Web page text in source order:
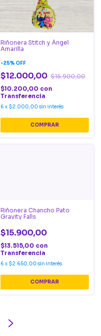
Riñonera Stitch y Ángel
Amarilla
-25% OFF
$12.000,00 $15.900,00
$10.200,00 con
Transferencia
6 x $2.000,00 sin interés
Riñonera Chancho Pato
Gravity Falls
$15.900,00
$13.515,00 con
Transferencia
6 x $2.650,00 sin interés